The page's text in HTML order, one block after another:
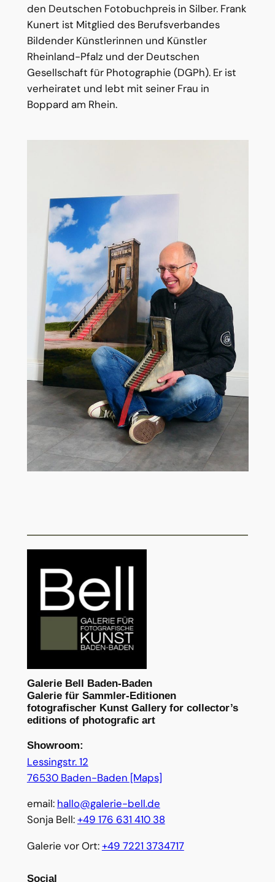
den Deutschen Fotobuchpreis in Silber. Frank
Kunert ist Mitglied des Berufsverbandes
Bildender Künstlerinnen und Künstler
Rheinland-Pfalz und der Deutschen
Gesellschaft für Photographie (DGPh). Er ist
verheiratet und lebt mit seiner Frau in
Boppard am Rhein.
Galerie Bell Baden-Baden
Galerie für Sammler-Editionen
fotografischer Kunst Gallery for collector’s
editions of photografic art
Showroom:
Lessingstr. 12
76530 Baden-Baden [Maps]
email: hallo@galerie-bell.de
Sonja Bell:+49 176 631 410 38
Galerie vor Ort:+49 7221 3734717
Social